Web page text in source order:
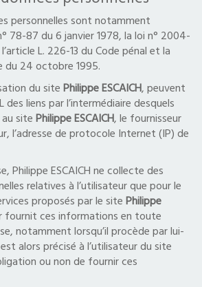
personnelles sont notamment
78-87 du 6 janvier 1978, la loi n° 2004-
L. 226-13 du Code pénal et la
du 24 octobre 1995.
du sitePhilippe ESCAICH, peuvent
des liens par l’intermédiaire desquels
sitePhilippe ESCAICH, le fournisseur
l’adresse de protocole Internet (IP) de
Philippe ESCAICH ne collecte des
relatives à l’utilisateur que pour le
proposés par le sitePhilippe
fournit ces informations en toute
notamment lorsqu’il procède par lui-
alors précisé à l’utilisateur du site
ou non de fournir ces